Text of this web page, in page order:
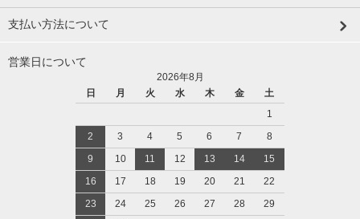
支払い方法について
営業日について
2026年8月
日
月 火 水 木 金
土
1
2
3 4 5 6 7
8
9
10 11 12 13 14
15
16
17 18 19 20 21
22
23
24 25 26 27 28
29